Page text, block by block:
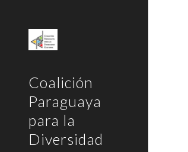
Coalición
Paraguaya
para la
Diversidad